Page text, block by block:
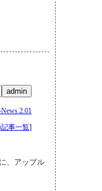
News 2.01
事一覧]
、アップル